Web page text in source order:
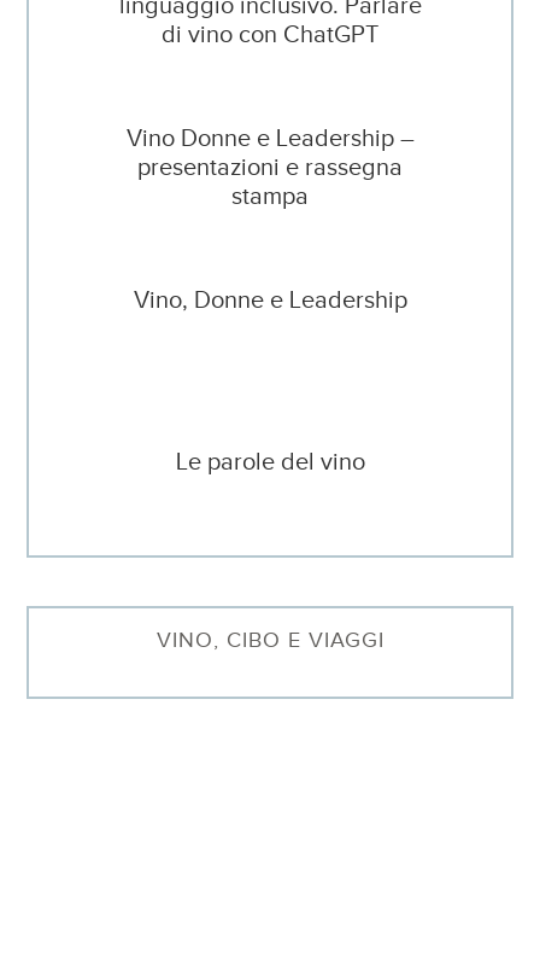
di vino con ChatGPT
Vino Donne e Leadership –
presentazioni e rassegna
stampa
Vino, Donne e Leadership
Le parole del vino
VINO, CIBO E VIAGGI